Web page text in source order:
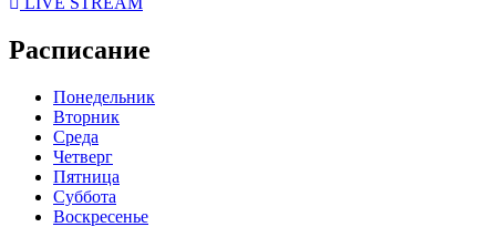
Расписание
Понедельник
Вторник
Среда
Четверг
Пятница
Суббота
Воскресенье